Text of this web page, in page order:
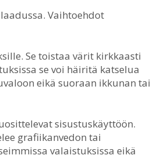
Vaihtoehdot
Se toistaa värit kirkkaasti
se voi häiritä katselua
eikä suoraan ikkunan tai
sisustuskäyttöön.
grafiikanvedon tai
valaistuksissa eikä